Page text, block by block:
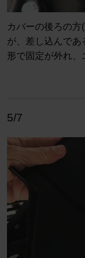
カバーの後ろの
が、差し込んであ
形で固定が外れ、
5/7